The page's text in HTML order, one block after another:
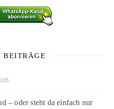
BEITRÄGE
– oder steht da einfach nur